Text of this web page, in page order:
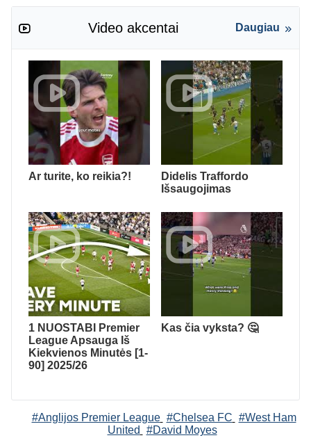
Video akcentai Daugiau
Ar turite, ko reikia?!
Didelis Traffordo
Išsaugojimas
1 NUOSTABI Premier
League Apsauga Iš
Kiekvienos Minutės [1-
90] 2025/26
Kas čia vyksta? 🤔
#Anglijos Premier League #Chelsea FC #West Ham
United
#David Moyes